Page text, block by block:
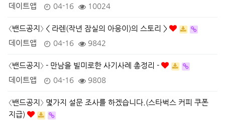
데이트앱
04-16 10024
〈밴드공지〉 < 라렌(작년 잠실의 아응이)의 스토리 >
데이트앱
04-16 9842
〈밴드공지〉 - 만남을 빌미로한 사기사례 총정리 -
데이트앱
04-16 9808
〈밴드공지〉 몇가지 설문 조사를 하겠습니다.(스타벅스 커피 쿠폰
지급)